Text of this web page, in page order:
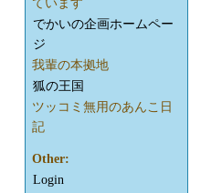
ています
でかいの企画ホームペー
ジ
我輩の本拠地
狐の王国
ツッコミ無用のあんこ日
記
Other:
Login